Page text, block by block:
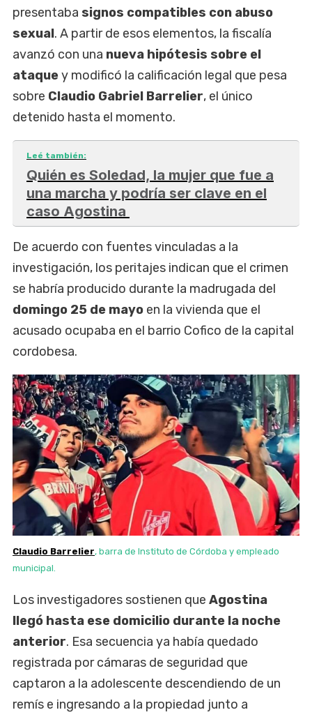
presentaba signos compatibles con abuso
sexual. A partir de esos elementos, la fiscalía
avanzó con una nueva hipótesis sobre el
ataque y modificó la calificación legal que pesa
sobre Claudio Gabriel Barrelier, el único
detenido hasta el momento.
Leé también:
Quién es Soledad, la mujer que fue a
una marcha y podría ser clave en el
caso Agostina
De acuerdo con fuentes vinculadas a la
investigación, los peritajes indican que el crimen
se habría producido durante la madrugada del
domingo 25 de mayo en la vivienda que el
acusado ocupaba en el barrio Cofico de la capital
cordobesa.
Claudio Barrelier, barra de Instituto de Córdoba y empleado
municipal.
Los investigadores sostienen que Agostina
llegó hasta ese domicilio durante la noche
anterior. Esa secuencia ya había quedado
registrada por cámaras de seguridad que
captaron a la adolescente descendiendo de un
remís e ingresando a la propiedad junto a